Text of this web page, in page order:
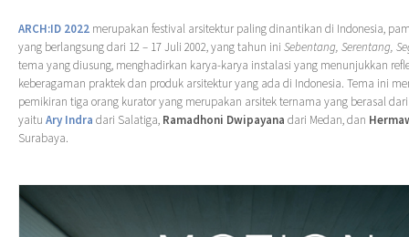
ARCH:ID 2022 merupakan festival arsitektur paling dinantikan di Indonesia,
yang berlangsung dari 12 – 17 Juli 2002, yang tahun ini Sebentang, Serentang,
tema yang diusung, menghadirkan karya-karya instalasi yang menunjukkan
keberagaman praktek dan produk arsitektur yang ada di Indonesia. Tema ini
pemikiran tiga orang kurator yang merupakan arsitek ternama yang berasal
yaitu Ary Indra dari Salatiga, Ramadhoni Dwipayana dari Medan, dan
Surabaya.